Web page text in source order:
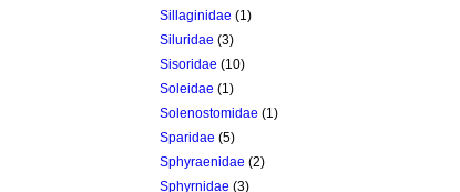
Sillaginidae (1)
Siluridae (3)
Sisoridae (10)
Soleidae (1)
Solenostomidae (1)
Sparidae (5)
Sphyraenidae (2)
Sphyrnidae (3)